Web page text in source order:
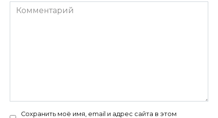
Комментарий
Сохранить моё имя, email и адрес сайта в этом